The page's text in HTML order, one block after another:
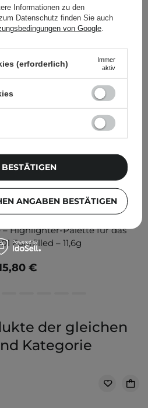
geprüft
– Highlighter-Palette für das
Fourfilled – 11,6g
€
der gleichen
Kategorie
Informationen zu den
Datenschutz finden Sie auch
von Google
(erforderlich)
Immer
aktiv
ANGABEN BESTÄTIGEN